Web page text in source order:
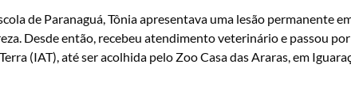
de Paranaguá, Tônia apresentava uma lesão permanente
Desde então, recebeu atendimento veterinário e passou
(IAT), até ser acolhida pelo Zoo Casa das Araras, em